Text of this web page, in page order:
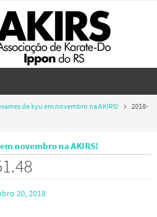
de kyu em novembro na AKIRS!
2018-
novembro na AKIRS!
20, 2018